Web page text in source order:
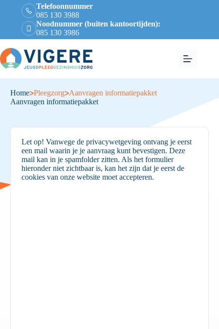
Telefoonnummer
085 130 3988
Noodnummer (buiten kantoortijden):
085 130 3986
Home>Pleegzorg>Aanvragen informatiepakket
Aanvragen informatiepakket
Let op! Vanwege de privacywetgeving ontvang je eerst
een mail waarin je je aanvraag kunt bevestigen. Deze
mail kan in je spamfolder zitten. Als het formulier
hieronder niet zichtbaar is, kan het zijn dat je eerst de
cookies van onze website moet accepteren.